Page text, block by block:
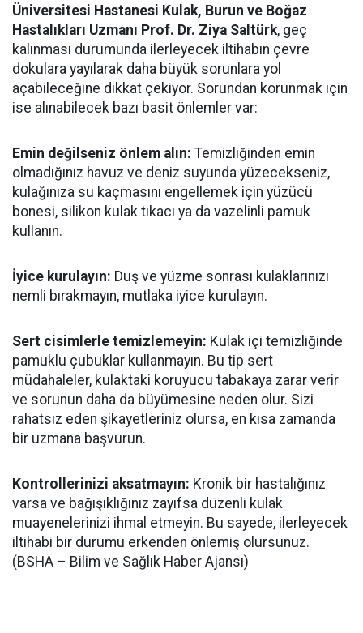
Üniversitesi Hastanesi Kulak, Burun ve Boğaz
Hastalıkları Uzmanı Prof. Dr. Ziya Saltürk, geç
kalınması durumunda ilerleyecek iltihabın çevre
dokulara yayılarak daha büyük sorunlara yol
açabileceğine dikkat çekiyor. Sorundan korunmak için
ise alınabilecek bazı basit önlemler var:
Emin değilseniz önlem alın: Temizliğinden emin
olmadığınız havuz ve deniz suyunda yüzecekseniz,
kulağınıza su kaçmasını engellemek için yüzücü
bonesi, silikon kulak tıkacı ya da vazelinli pamuk
kullanın.
İyice kurulayın: Duş ve yüzme sonrası kulaklarınızı
nemli bırakmayın, mutlaka iyice kurulayın.
Sert cisimlerle temizlemeyin: Kulak içi temizliğinde
pamuklu çubuklar kullanmayın. Bu tip sert
müdahaleler, kulaktaki koruyucu tabakaya zarar verir
ve sorunun daha da büyümesine neden olur. Sizi
rahatsız eden şikayetleriniz olursa, en kısa zamanda
bir uzmana başvurun.
Kontrollerinizi aksatmayın: Kronik bir hastalığınız
varsa ve bağışıklığınız zayıfsa düzenli kulak
muayenelerinizi ihmal etmeyin. Bu sayede, ilerleyecek
iltihabi bir durumu erkenden önlemiş olursunuz.
(BSHA – Bilim ve Sağlık Haber Ajansı)